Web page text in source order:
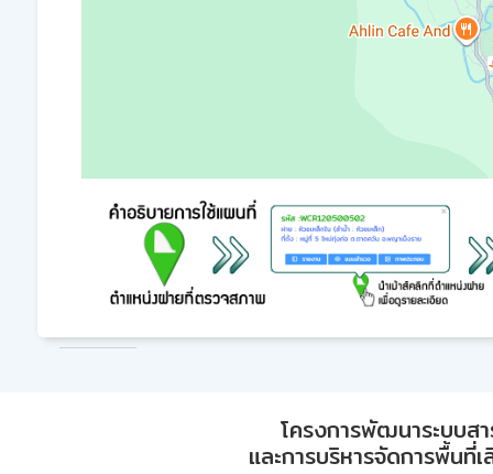
โครงการพัฒนาระบบส
และการบริหารจัดการพื้นที่